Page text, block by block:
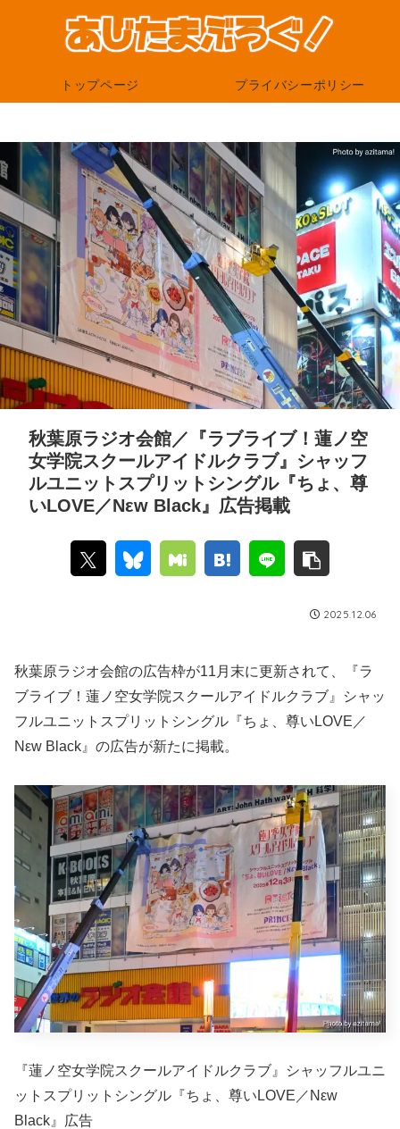
トップページ プライバシーポリシー
秋葉原ラジオ会館／『ラブライブ！蓮ノ空
女学院スクールアイドルクラブ』シャッフ
ルユニットスプリットシングル『ちょ、尊
いLOVE／Nεw Black』広告掲載
2025.12.06
秋葉原ラジオ会館の広告枠が11月末に更新されて、『ラ
ブライブ！蓮ノ空女学院スクールアイドルクラブ』シャッ
フルユニットスプリットシングル『ちょ、尊いLOVE／
Nεw Black』の広告が新たに掲載。
『蓮ノ空女学院スクールアイドルクラブ』シャッフルユニ
ットスプリットシングル『ちょ、尊いLOVE／Nεw
Black』広告